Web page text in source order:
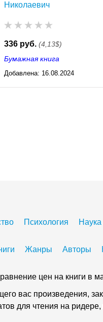
Николаевич
336 руб. (4,13$)
Бумажная книга
Добавлена: 16.08.2024
03:29
Психология
Жанры Авторы
цен на книги в
вас произведения,
для чтения на